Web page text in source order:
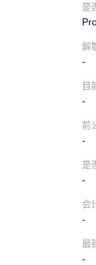
是
解
-
目
-
前
-
是
-
会
-
最
-